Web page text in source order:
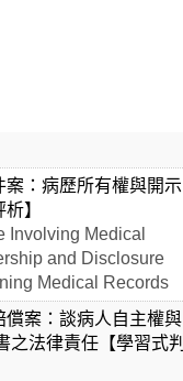
：病歷所有權與開示
】
Involving Medical
and Disclosure
Medical Records
案：談病人自主權與
之法律責任【學習式判